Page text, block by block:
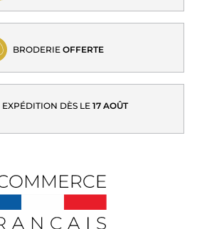
BRODERIE OFFERTE
EXPÉDITION DÈS LE 17 AOÛT